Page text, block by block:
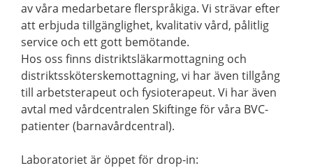
av våra medarbetare flerspråkiga. Vi strävar efter
att erbjuda tillgänglighet, kvalitativ vård, pålitlig
service och ett gott bemötande.
Hos oss finns distriktsläkarmottagning och
distriktssköterskemottagning, vi har även tillgång
till arbetsterapeut och fysioterapeut. Vi har även
avtal med vårdcentralen Skiftinge för våra BVC-
patienter (barnavårdcentral).
Laboratoriet är öppet för drop-in: